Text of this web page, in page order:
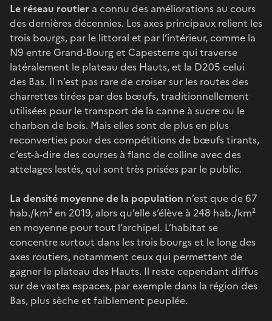
Le réseau routier a connu des améliorations au cours
des dernières décennies. Les axes principaux relient les
trois bourgs, par le littoral et par l’intérieur, comme la
N9 entre Grand-Bourg et Capesterre qui traverse
latéralement le plateau des Hauts, et la D205 celui
des Bas. Il n’est pas rare de croiser sur les routes des
charrettes tirées par des bœufs, traditionnellement
utilisées pour le transport de la canne à sucre ou le
charbon de bois. Mais elles sont de plus en plus
reconverties pour des compétitions de bœufs tirants,
c’est-à-dire des courses à flanc de colline avec des
attelages lestés, qui sont très prisées par le public.
La densité moyenne de la population n’est que de 67
hab./km² en 2019, alors qu’elle s’élève à 248 hab./km²
en moyenne pour tout l’archipel. L’habitat se
concentre surtout dans les trois bourgs et le long des
axes routiers, notamment ceux qui permettent de
gagner le plateau des Hauts. Il reste cependant diffus
sur de vastes espaces, par exemple dans la région des
Bas, plus sèche et faiblement peuplée.